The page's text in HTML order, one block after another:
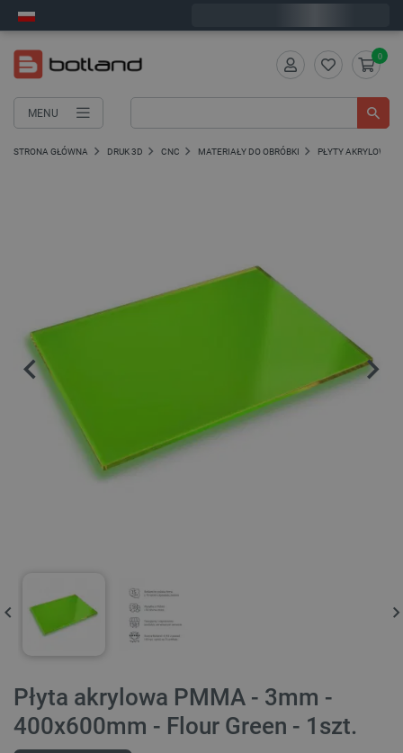
MENU
0
STRONA GŁÓWNA DRUK 3D CNC MATERIAŁY DO OBRÓBKI PŁYTY AKRYLOWE
Płyta akrylowa PMMA - 3mm -
400x600mm - Flour Green - 1szt.